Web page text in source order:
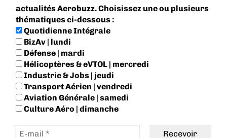
actualités Aerobuzz. Choisissez une ou plusieurs
thématiques ci-dessous :
Quotidienne Intégrale
BizAv | lundi
Défense | mardi
Hélicoptères & eVTOL | mercredi
Industrie & Jobs | jeudi
Transport Aérien | vendredi
Aviation Générale | samedi
Culture Aéro | dimanche